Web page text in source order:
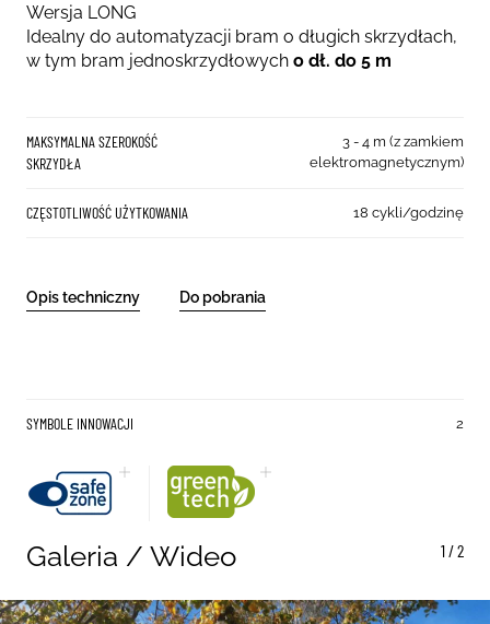
Wersja LONG
Idealny do automatyzacji bram o długich skrzydłach,
w tym bram jednoskrzydłowych o dł. do 5 m
MAKSYMALNA SZEROKOŚĆ
SKRZYDŁA
3 - 4 m (z zamkiem
elektromagnetycznym)
CZĘSTOTLIWOŚĆ UŻYTKOWANIA 18 cykli/godzinę
Opis techniczny Do pobrania
SYMBOLE INNOWACJI 2
Galeria / Wideo 1/2